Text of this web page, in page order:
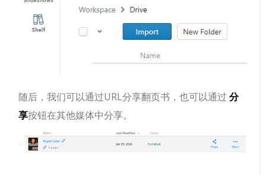
随后，我们可以通过URL分享翻页书，也可以通过分
享按钮在其他媒体中分享。